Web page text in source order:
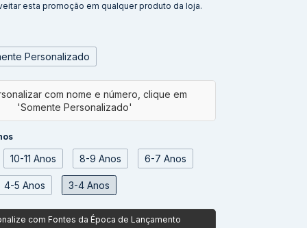
esta promoção em qualquer produto da loja.
Personalizado
10-11 Anos 8-9 Anos 6-7 Anos
4-5 Anos 3-4 Anos